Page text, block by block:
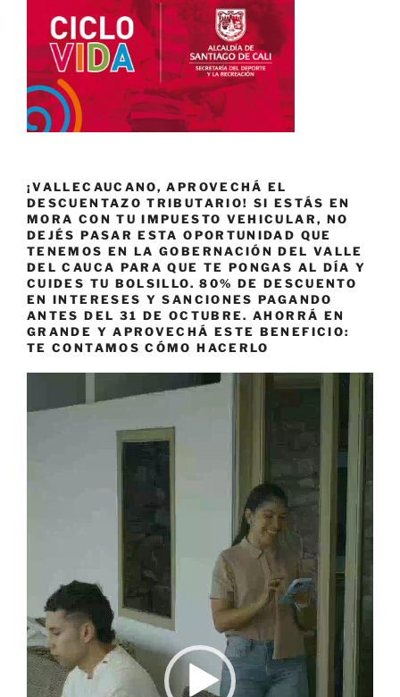
¡VALLECAUCANO, APROVECHÁ EL
DESCUENTAZO TRIBUTARIO! SI ESTÁS EN
MORA CON TU IMPUESTO VEHICULAR, NO
DEJÉS PASAR ESTA OPORTUNIDAD QUE
TENEMOS EN LA GOBERNACIÓN DEL VALLE
DEL CAUCA PARA QUE TE PONGAS AL DÍA Y
CUIDES TU BOLSILLO. 80% DE DESCUENTO
EN INTERESES Y SANCIONES PAGANDO
ANTES DEL 31 DE OCTUBRE. AHORRÁ EN
GRANDE Y APROVECHÁ ESTE BENEFICIO:
TE CONTAMOS CÓMO HACERLO